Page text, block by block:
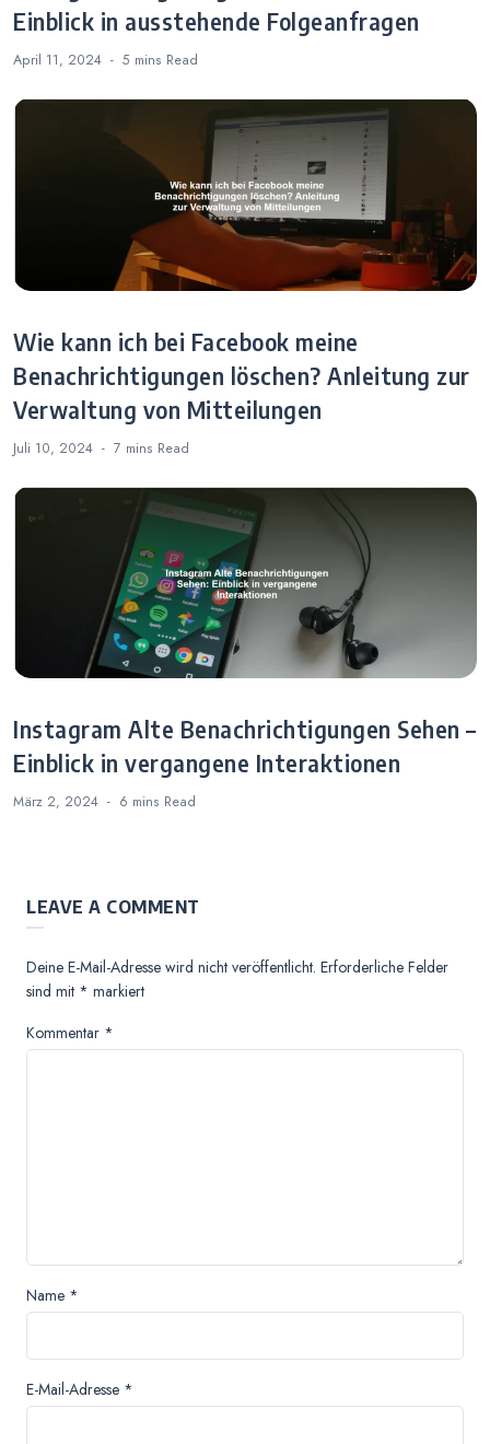
Einblick in ausstehende Folgeanfragen
April 11, 2024 5 mins Read
Wie kann ich bei Facebook meine
Benachrichtigungen löschen? Anleitung zur
Verwaltung von Mitteilungen
Juli 10, 2024 7 mins Read
Instagram Alte Benachrichtigungen Sehen –
Einblick in vergangene Interaktionen
März 2, 2024 6 mins Read
LEAVE A COMMENT
Deine E-Mail-Adresse wird nicht veröffentlicht. Erforderliche Felder
sind mit * markiert
Kommentar *
Name *
E-Mail-Adresse *